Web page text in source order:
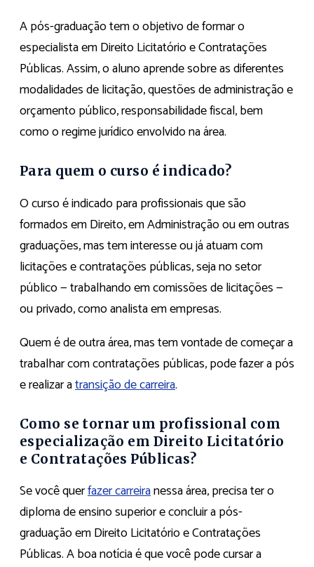
A pós-graduação tem o objetivo de formar o
especialista em Direito Licitatório e Contratações
Públicas. Assim, o aluno aprende sobre as diferentes
modalidades de licitação, questões de administração e
orçamento público, responsabilidade fiscal, bem
como o regime jurídico envolvido na área.
Para quem o curso é indicado?
O curso é indicado para profissionais que são
formados em Direito, em Administração ou em outras
graduações, mas tem interesse ou já atuam com
licitações e contratações públicas, seja no setor
público — trabalhando em comissões de licitações —
ou privado, como analista em empresas.
Quem é de outra área, mas tem vontade de começar a
trabalhar com contratações públicas, pode fazer a pós
e realizar atransição de carreira.
Como se tornar um profissional com
especialização em Direito Licitatório
e Contratações Públicas?
Se você querfazer carreiranessa área, precisa ter o
diploma de ensino superior e concluir a pós-
graduação em Direito Licitatório e Contratações
Públicas. A boa notícia é que você pode cursar a